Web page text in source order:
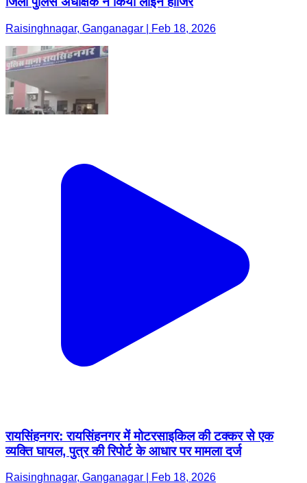
Raisinghnagar, Ganganagar | Feb 18, 2026
रायसिंहनगर: रायसिंहनगर में मोटरसाइकिल की टक्कर से एक
व्यक्ति घायल, पुत्र की रिपोर्ट के आधार पर मामला दर्ज
Raisinghnagar, Ganganagar | Feb 18, 2026